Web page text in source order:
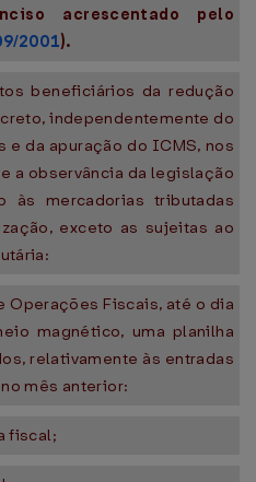
acrescentado pelo
2001).
beneficiários da redução
independentemente do
da apuração do ICMS, nos
a observância da legislação
às mercadorias tributadas
exceto as sujeitas ao
Operações Fiscais, até o dia
magnético, uma planilha
relativamente às entradas
mês anterior:
fiscal;